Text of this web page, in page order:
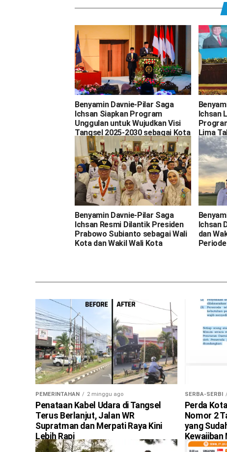
Benyamin Davnie-Pilar Saga
Ichsan Siapkan Program
Unggulan untuk Wujudkan Visi
Tangsel 2025-2030 sebagai Kota
Unggul, Inklusif, Inovatif,
Kolaboratif, dan Lestari
Ichsan
Lima
Benyamin Davnie-Pilar Saga
Ichsan Resmi Dilantik Presiden
Prabowo Subianto sebagai Wali
Kota dan Wakil Wali Kota
Ichsan
dan
PEMERINTAHAN 2 minggu ago
Penataan Kabel Udara di Tangsel
Terus Berlanjut, Jalan WR
Supratman dan Merpati Raya Kini
Lebih Rapi
SERBA-SERBI
Perda
Nomor 2
yang
Kewajiban
PAM